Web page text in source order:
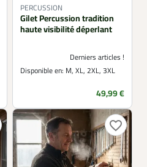
PERCUSSION
Gilet Percussion tradition
haute visibilité déperlant
Derniers articles !
Disponible en: M, XL, 2XL, 3XL
Prix
49,99 €
favorite_border